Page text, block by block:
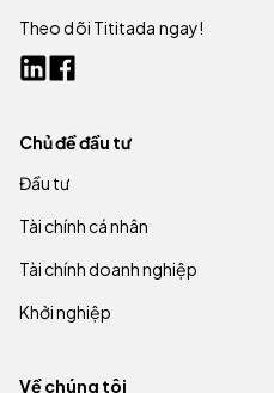
Theo dõi Tititada ngay!
Chủ đề đầu tư
Đầu tư
Tài chính cá nhân
Tài chính doanh nghiệp
Khởi nghiệp
Về chúng tôi